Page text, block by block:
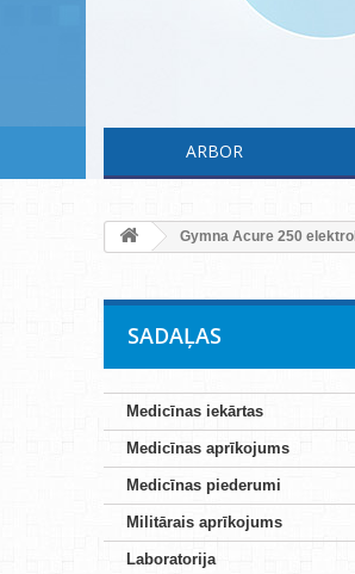
ARBOR
Gymna Acure 250
SADAĻAS
Medicīnas iekārtas
Medicīnas aprīkojums
Medicīnas piederumi
Militārais aprīkojums
Laboratorija